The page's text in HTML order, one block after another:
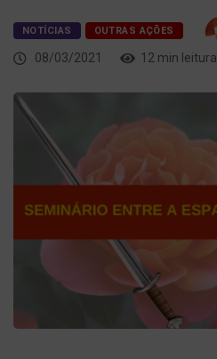
NOTÍCIAS OUTRAS AÇÕES
08/03/2021
12 min leitura